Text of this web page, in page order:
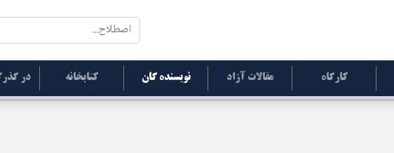
کارگاه مقالات آزاد نویسنده گان کتابخانه در